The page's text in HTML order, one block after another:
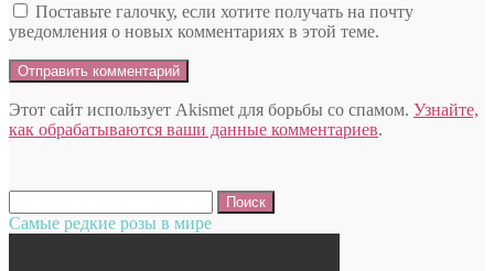
Поставьте галочку, если хотите получать на почту
уведомления о новых комментариях в этой теме.
Этот сайт использует Akismet для борьбы со спамом. Узнайте,
как обрабатываются ваши данные комментариев.
Самые редкие розы в мире